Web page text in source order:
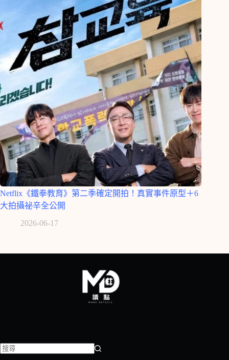
Netflix《鐵拳教育》第二季確定開拍！真實事件原型＋6
大拍攝祕辛全公開
2026-06-17